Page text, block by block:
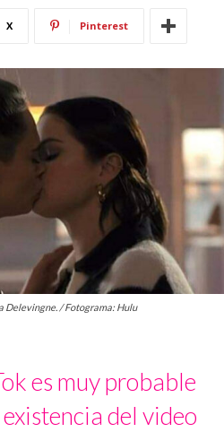
X Pinterest
Delevingne. / Fotograma: Hulu
es muy probable
del video